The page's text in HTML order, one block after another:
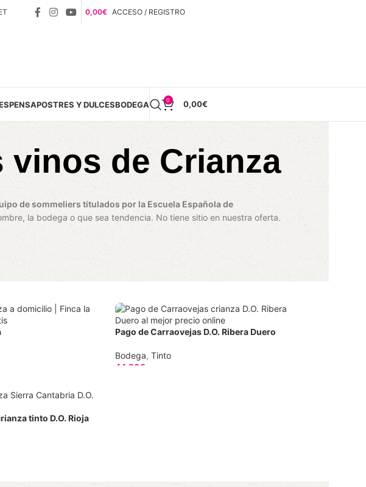
0,00€ ACCESO / REGISTRO
POSTRES Y DULCESBODEGA 0 0,00€
vinos de Crianza
de sommeliers titulados por la Escuela Española de
la bodega o que sea tendencia. No tiene sitio en nuestra oferta.
Pago de Carraovejas D.O. Ribera Duero
Bodega, Tinto
44,90€
tinto D.O. Rioja